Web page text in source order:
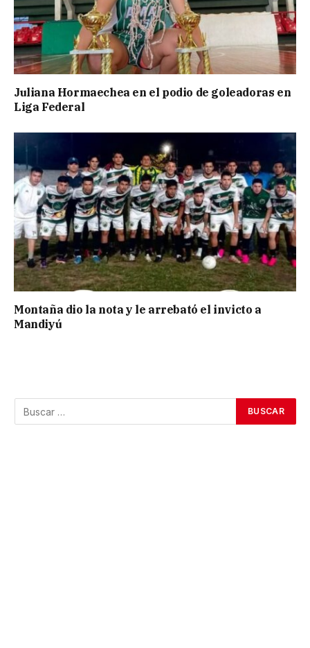
Juliana Hormaechea en el podio de goleadoras en
Liga Federal
Montaña dio la nota y le arrebató el invicto a
Mandiyú